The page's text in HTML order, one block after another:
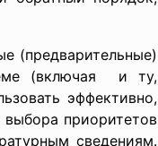
(предварительные)
(включая и ту,
эффективно,
приоритетов
сведениям.